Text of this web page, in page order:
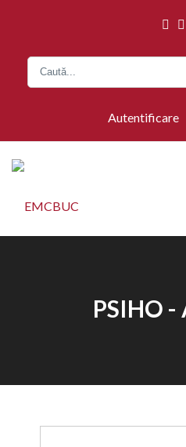
Autentificare
PSIHO -